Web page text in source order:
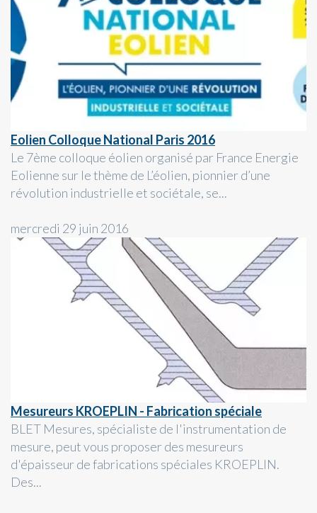
Eolien Colloque National Paris 2016
Le 7ème colloque éolien organisé par France Energie
Eolienne sur le thème de L’éolien, pionnier d’une
révolution industrielle et sociétale, se...
mercredi 29 juin 2016
Mesureurs KROEPLIN - Fabrication spéciale
BLET Mesures, spécialiste de l'instrumentation de
mesure, peut vous proposer des mesureurs
d'épaisseur de fabrications spéciales KROEPLIN.
Des...